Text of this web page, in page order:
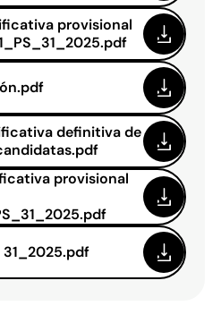
provisional
definitiva de
provisional